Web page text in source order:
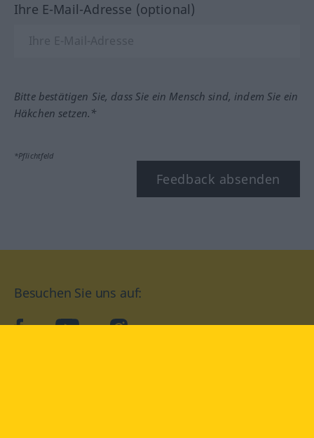
Ihre E-Mail-Adresse (optional)
Bitte bestätigen Sie, dass Sie ein Mensch sind, indem Sie ein
Häkchen setzen.*
*Pflichtfeld
Feedback absenden
Besuchen Sie uns auf:
facebookYouTube Instagram